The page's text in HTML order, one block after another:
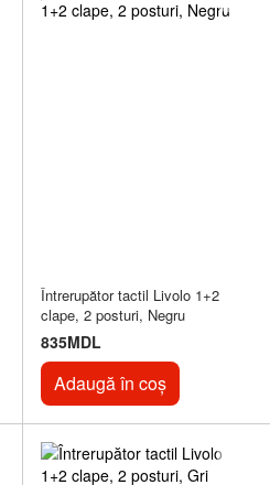
Întrerupător tactil Livolo 1+2
clape, 2 posturi, Negru
835MDL
Adaugă în coș